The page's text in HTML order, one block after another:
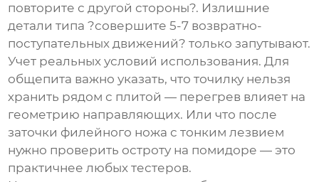
повторите с другой стороны?. Излишние
детали типа ?совершите 5-7 возвратно-
поступательных движений? только запутывают.
Учет реальных условий использования. Для
общепита важно указать, что точилку нельзя
хранить рядом с плитой — перегрев влияет на
геометрию направляющих. Или что после
заточки филейного ножа с тонким лезвием
нужно проверить остроту на помидоре — это
практичнее любых тестеров.